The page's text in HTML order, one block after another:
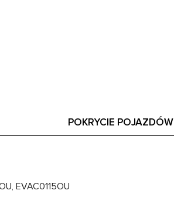
POKRYCIE POJAZDÓW
EVAC0115OU